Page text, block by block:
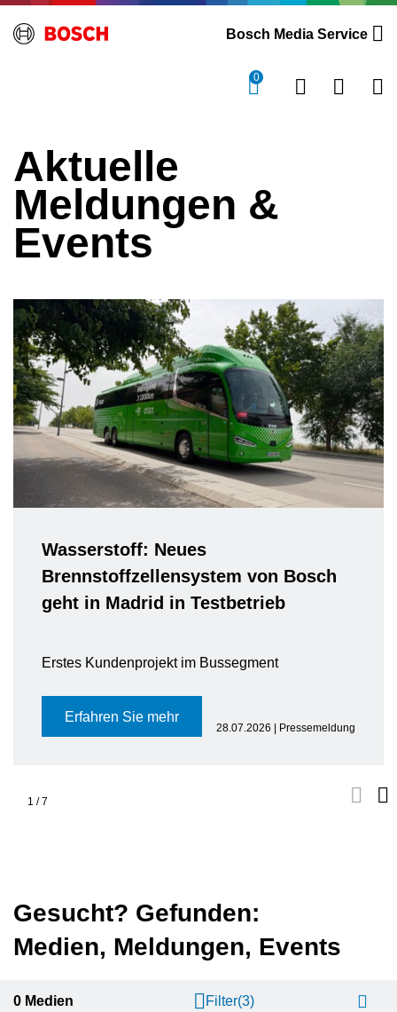
Bosch Media Service
0
Aktuelle
Meldungen &
Events
Wasserstoff: Neues
Brennstoffzellensystem von Bosch
geht in Madrid in Testbetrieb
Erstes Kundenprojekt im Bussegment
Erfahren Sie mehr
28.07.2026 | Pressemeldung
1 /7
Gesucht? Gefunden:
Medien, Meldungen, Events
0 Medien Filter(3)